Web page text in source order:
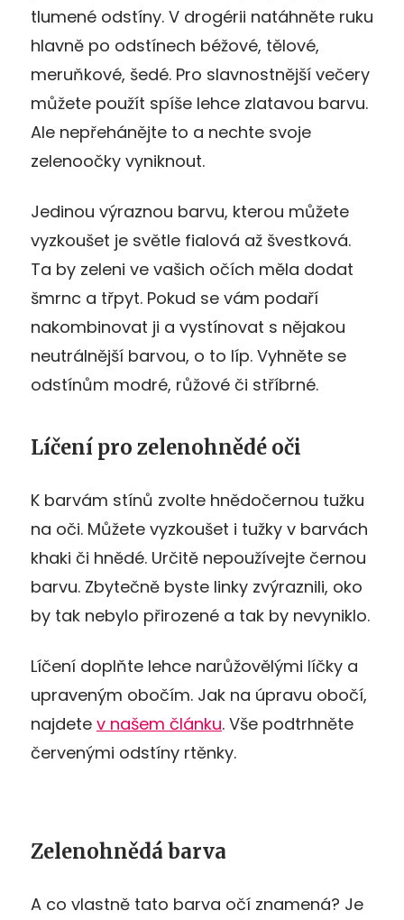
tlumené odstíny. V drogérii natáhněte ruku
hlavně po odstínech béžové, tělové,
meruňkové, šedé. Pro slavnostnější večery
můžete použít spíše lehce zlatavou barvu.
Ale nepřehánějte to a nechte svoje
zelenoočky vyniknout.
Jedinou výraznou barvu, kterou můžete
vyzkoušet je světle fialová až švestková.
Ta by zeleni ve vašich očích měla dodat
šmrnc a třpyt. Pokud se vám podaří
nakombinovat ji a vystínovat s nějakou
neutrálnější barvou, o to líp. Vyhněte se
odstínům modré, růžové či stříbrné.
Líčení pro zelenohnědé oči
K barvám stínů zvolte hnědočernou tužku
na oči. Můžete vyzkoušet i tužky v barvách
khaki či hnědé. Určitě nepoužívejte černou
barvu. Zbytečně byste linky zvýraznili, oko
by tak nebylo přirozené a tak by nevyniklo.
Líčení doplňte lehce narůžovělými líčky a
upraveným obočím. Jak na úpravu obočí,
najdete v našem článku. Vše podtrhněte
červenými odstíny rtěnky.
Zelenohnědá barva
A co vlastně tato barva očí znamená? Je